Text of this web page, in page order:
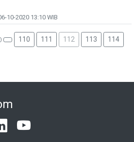
10-2020 13:10 WIB
110 111 112 113 114